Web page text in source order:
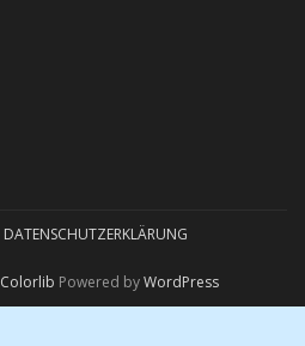
DATENSCHUTZERKLÄRUNG
Colorlib Powered byWordPress